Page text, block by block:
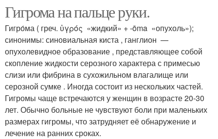
Гигрома на пальце руки.
Гигро́ма ( греч. ὑγρός «жидкий» + -ōma «опухоль»);
синонимы: синовиальная киста , ганглион —
опухолевидное образование , представляющее собой
скопление жидкости серозного характера с примесью
слизи или фибрина в сухожильном влагалище или
серозной сумке . Иногда состоит из нескольких частей.
Гигромы чаще встречаются у женщин в возрасте 20-30
лет. Обычно больные не чувствуют боли при маленьких
размерах гигромы, что затрудняет её обнаружение и
лечение на ранних сроках.